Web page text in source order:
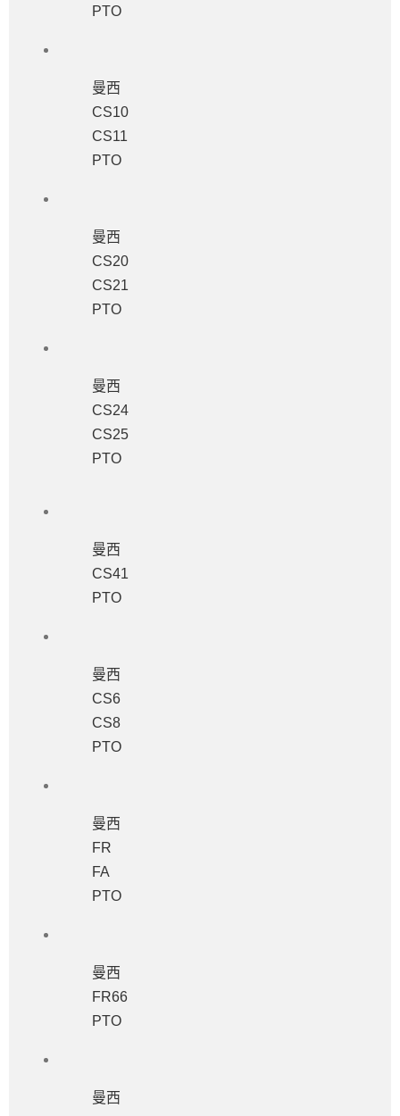
PTO
曼西
CS10
CS11
PTO
曼西
CS20
CS21
PTO
曼西
CS24
CS25
PTO
曼西
CS41
PTO
曼西
CS6
CS8
PTO
曼西
FR
FA
PTO
曼西
FR66
PTO
曼西